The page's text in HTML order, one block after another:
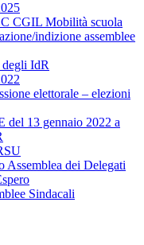
CGIL Mobilità scuola
indizione assemblee
degli IdR
elettorale – elezioni
del 13 gennaio 2022 a
Assemblea dei Delegati
Sindacali